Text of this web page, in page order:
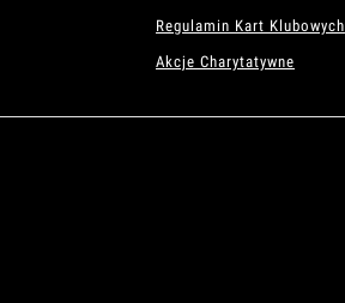
Regulamin Kart Klubowych
Akcje Charytatywne